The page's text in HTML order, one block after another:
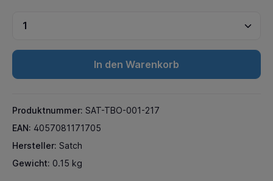
In den Warenkorb
Produktnummer: SAT-TBO-001-217
EAN: 4057081171705
Hersteller: Satch
Gewicht: 0.15 kg